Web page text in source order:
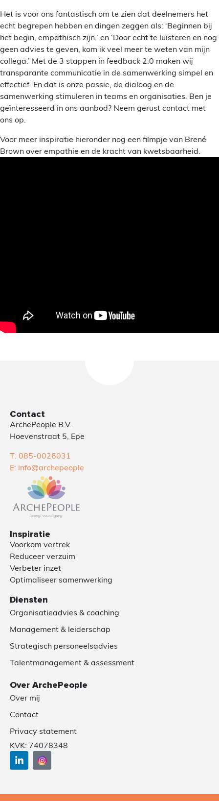
Het is voor ons fantastisch om te zien dat deelnemers het
echt begrepen hebben en dingen zeggen als: ‘Beginnen bij
het begin, empathisch zijn.’ en ‘Door echt te luisteren en nog
geen advies te geven, kom ik veel meer te weten van mijn
collega.’ Met de 3 stappen in feedback 2.0 maken wij
transparante communicatie in de samenwerking simpel en
effectief. En dat is onze passie, de dialoog en de
samenwerking stimuleren in teams en organisaties. Ben je
geïnteresseerd in ons aanbod? Neem gerust contact met
ons op.
Voor meer inspiratie hieronder nog een filmpje van Brené
Brown over empathie en de kracht van kwetsbaarheid.
Contact
ArchePeople B.V.
Hoevenstraat 5, Epe
T: 085-0026031
E: info@archepeople
Inspiratie
Voorkom vertrek
Reduceer verzuim
Verbeter inzet
Optimaliseer samenwerking
Diensten
Organisatieadvies & coaching
Management & leiderschap
Strategisch personeelsadvies
Talentmanagement & assessment
Over ArchePeople
Over mij
Contact
Privacy statement
KVK: 74078348